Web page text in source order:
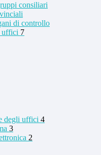
consiliari
di controllo
uffici 7
degli uffici 4
3
2